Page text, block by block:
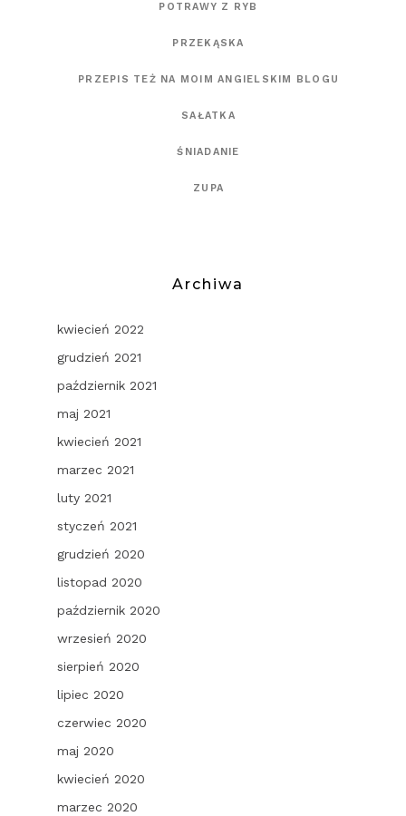
POTRAWY Z RYB
PRZEKĄSKA
PRZEPIS TEŻ NA MOIM ANGIELSKIM BLOGU
SAŁATKA
ŚNIADANIE
ZUPA
Archiwa
kwiecień 2022
grudzień 2021
październik 2021
maj 2021
kwiecień 2021
marzec 2021
luty 2021
styczeń 2021
grudzień 2020
listopad 2020
październik 2020
wrzesień 2020
sierpień 2020
lipiec 2020
czerwiec 2020
maj 2020
kwiecień 2020
marzec 2020